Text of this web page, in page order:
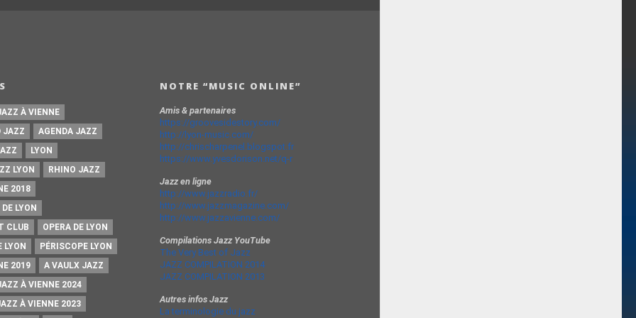
LYON
LYON
RHINO JAZZ
2018
LYON
CLUB
LYON
2019
A VAULX JAZZ
À VIENNE 2024
À VIENNE 2023
ERIC
JAZZ
https://groovesidestory.com/
http://chrischarpenel.blogspot.fr
https://www.yvesdorison.net/q-r
Jazz en ligne
http://www.jazzradio.fr/
http://www.jazzavienne.com/
Compilations Jazz YouTube
The Very Best of Jazz
JAZZ COMPILATION 2013
Autres infos Jazz
La terminologie du jazz